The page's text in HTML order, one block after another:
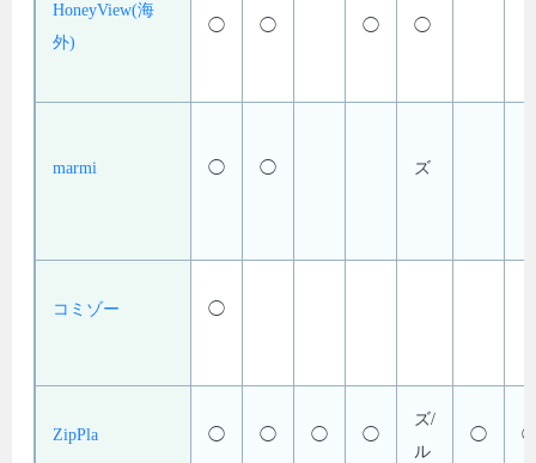
HoneyView(海
外)
◯ ◯ ◯ ◯
marmi ◯ ◯ ズ
コミゾー ◯
ZipPla ◯ ◯ ◯ ◯
ズ/
ル
◯